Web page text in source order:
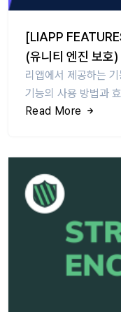
[LIAPP
(유니티 엔진 보호)
리앱에서 제공하는
기능의 사용 방법과
Read More